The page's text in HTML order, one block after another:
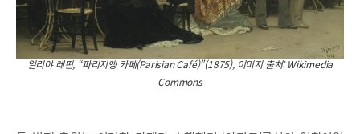
일리야 레핀, “파리지앵 카페(Parisian Café)”(1875), 이미지 출처: Wikimedia
Commons